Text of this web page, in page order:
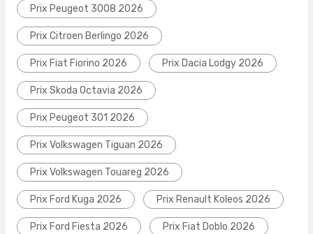
Prix Peugeot 3008 2026
Prix Citroen Berlingo 2026
Prix Fiat Fiorino 2026 Prix Dacia Lodgy 2026
Prix Skoda Octavia 2026
Prix Peugeot 301 2026
Prix Volkswagen Tiguan 2026
Prix Volkswagen Touareg 2026
Prix Ford Kuga 2026 Prix Renault Koleos 2026
Prix Ford Fiesta 2026 Prix Fiat Doblo 2026